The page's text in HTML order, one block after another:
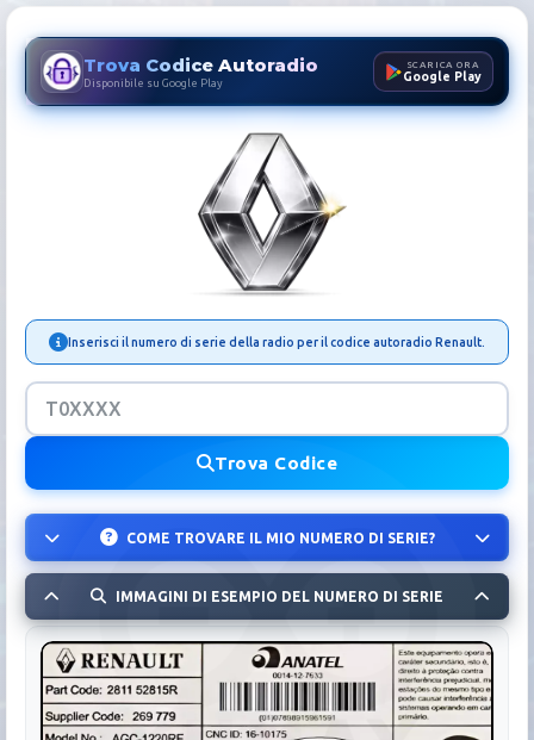
Trova Codice Autoradio
Disponibile su Google Play
SCARICA ORA
Google Play
Codice Autoradio Renault |
Inserisci il numero di serie della radio per il codice autoradio Renault.
Trova Codice
COME TROVARE IL MIO NUMERO DI SERIE?
IMMAGINI DI ESEMPIO DEL NUMERO DI SERIE